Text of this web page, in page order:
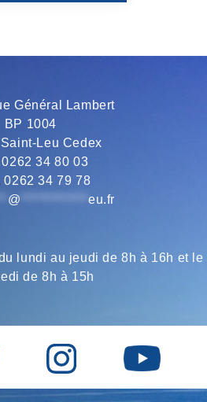
a
m p
Général Lambert
BP 1004
Leu Cedex
0262 34 80 03
0262 34 79 78
@ *************eu.fr
lundi au jeudi de 8h à 16h et le
de 8h à 15h